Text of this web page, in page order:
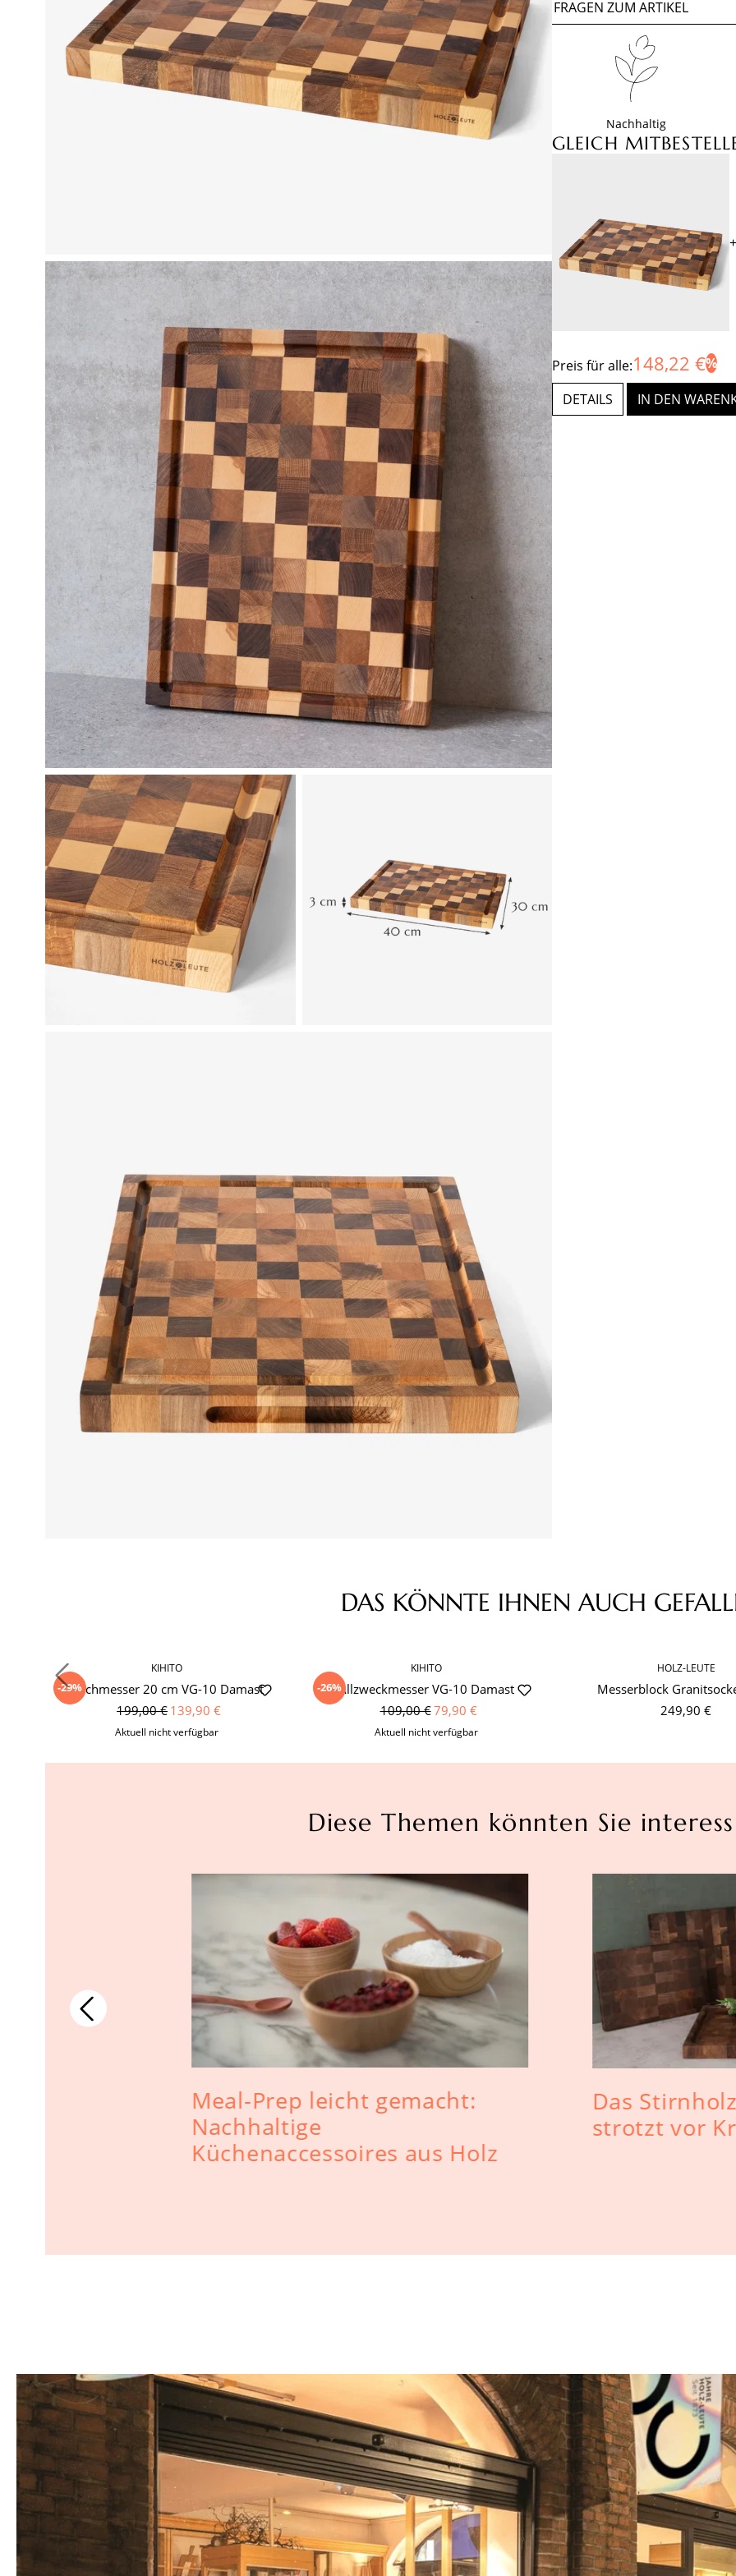
FRAGEN ZUM ARTIKEL
Nachhaltig
GLEICH
+
Preis für alle:148,22 €
DETAILS IN DEN
DAS KÖNNTE IHNEN AUCH
-29%
KIHITO
Kochmesser 20 cm VG-10 Damast
199,00 € 139,90 €
Aktuell nicht verfügbar
-26%
KIHITO
Allzweckmesser VG-10 Damast
109,00 €79,90 €
Aktuell nicht verfügbar
HOLZ-LEUTE
Messerblock
249,90 €
Diese Themen könnten Sie
Meal-Prep leicht gemacht:
Nachhaltige
Küchenaccessoires aus Holz
Das
strotzt vor